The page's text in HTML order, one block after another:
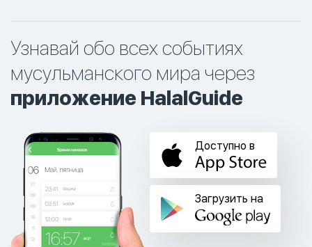
Узнавай обо всех событиях
мусульманского мира через
приложение HalalGuide
Доступно в
Загрузить на